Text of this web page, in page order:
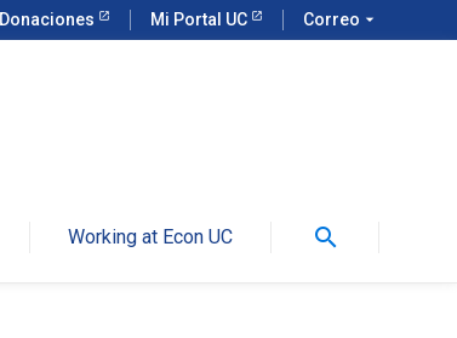
Donaciones Mi Portal UC Correo arrow_drop_down
Working at Econ UC search